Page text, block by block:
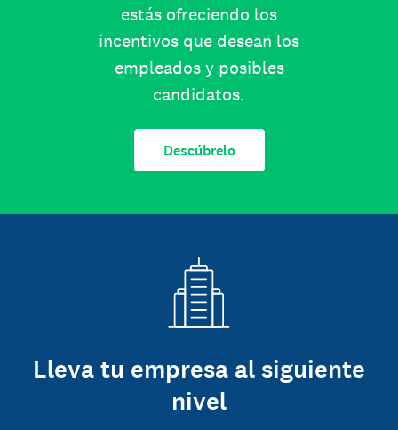
estás ofreciendo los
incentivos que desean los
empleados y posibles
candidatos.
Descúbrelo
Lleva tu empresa al siguiente
nivel